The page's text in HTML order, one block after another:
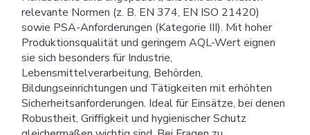
relevante Normen (z. B. EN 374, EN ISO 21420)
sowie PSA-Anforderungen (Kategorie III). Mit hoher
Produktionsqualität und geringem AQL-Wert eignen
sie sich besonders für Industrie,
Lebensmittelverarbeitung, Behörden,
Bildungseinrichtungen und Tätigkeiten mit erhöhten
Sicherheitsanforderungen. Ideal für Einsätze, bei denen
Robustheit, Griffigkeit und hygienischer Schutz